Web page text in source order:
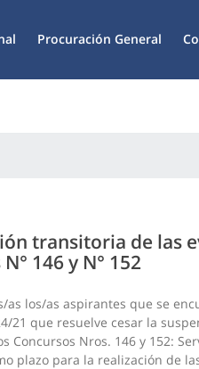
Procuración General
transitoria de las
146 y N° 152
as los/as aspirantes que se
21 que resuelve cesar la
Concursos Nros. 146 y 152:
plazo para la realización de